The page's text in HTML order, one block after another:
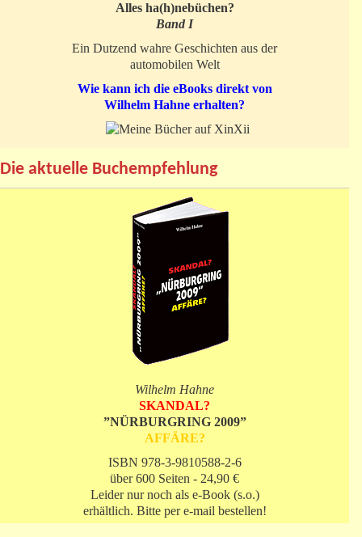
Alles ha(h)nebüchen?
Band I
Ein Dutzend wahre Geschichten aus der
automobilen Welt
Wie kann ich die eBooks direkt von
Wilhelm Hahne erhalten?
Die aktuelle Buchempfehlung
Wilhelm Hahne
SKANDAL?
”NÜRBURGRING 2009”
AFFÄRE?
ISBN 978-3-9810588-2-6
über 600 Seiten - 24,90 €
Leider nur noch als e-Book (s.o.)
erhältlich. Bitte per e-mail bestellen!